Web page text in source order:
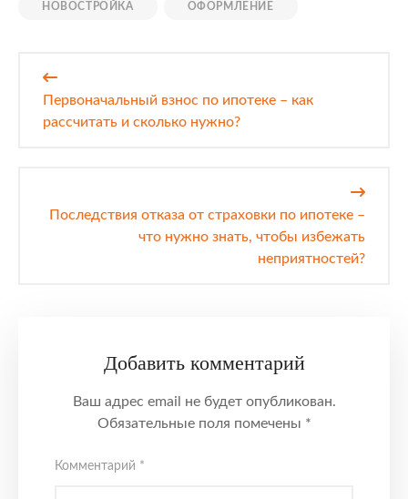
НОВОСТРОЙКА ОФОРМЛЕНИЕ
записям
Первоначальный взнос по ипотеке – как
рассчитать и сколько нужно?
Последствия отказа от страховки по ипотеке –
что нужно знать, чтобы избежать
неприятностей?
Добавить комментарий
Ваш адрес email не будет опубликован.
Обязательные поля помечены *
Комментарий *